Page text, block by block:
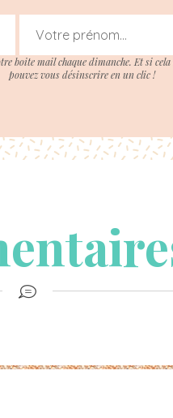
boite mail chaque dimanche. Et si
pouvez vous désinscrire en un clic !